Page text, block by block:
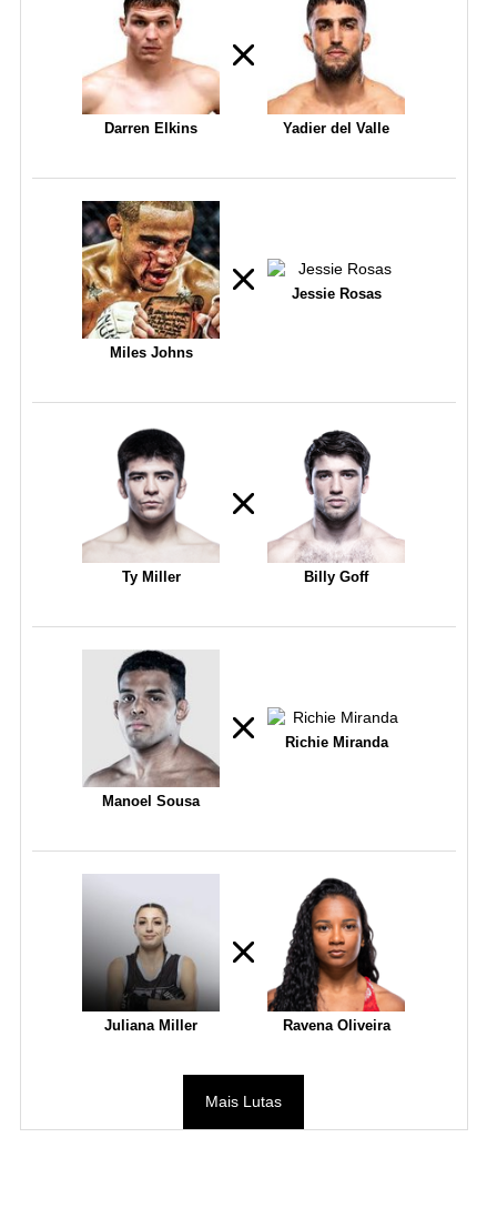
Darren Elkins Yadier del Valle
Miles Johns
Jessie Rosas
Ty Miller Billy Goff
Manoel Sousa
Richie Miranda
Juliana Miller Ravena Oliveira
Mais Lutas